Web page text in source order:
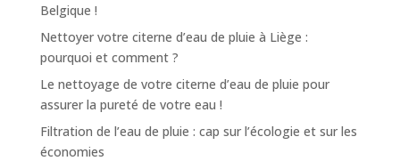
Belgique !
Nettoyer votre citerne d’eau de pluie à Liège :
pourquoi et comment ?
Le nettoyage de votre citerne d’eau de pluie pour
assurer la pureté de votre eau !
Filtration de l’eau de pluie : cap sur l’écologie et sur les
économies